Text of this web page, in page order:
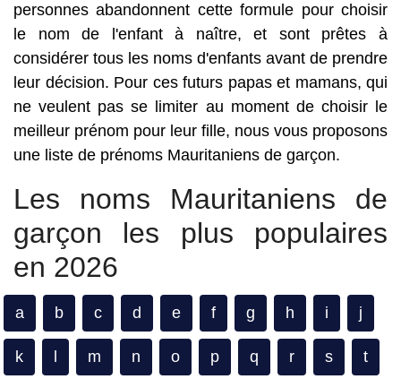
personnes abandonnent cette formule pour choisir
le nom de l'enfant à naître, et sont prêtes à
considérer tous les noms d'enfants avant de prendre
leur décision. Pour ces futurs papas et mamans, qui
ne veulent pas se limiter au moment de choisir le
meilleur prénom pour leur fille, nous vous proposons
une liste de prénoms Mauritaniens de garçon.
Les noms Mauritaniens de
garçon les plus populaires
en 2026
a b c d e f g h i j
k m n o p q r s t